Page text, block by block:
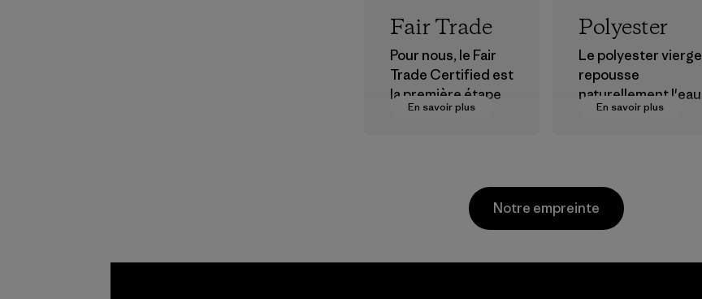
En savoir plus
Fair Trade
Pour nous, le Fair
Trade Certified est
la première étape
vers des
d'approvisionneme
En savoir plus
Polyester
Le polyester vierge
repousse
naturellement l'eau
et est très
Notre empreinte